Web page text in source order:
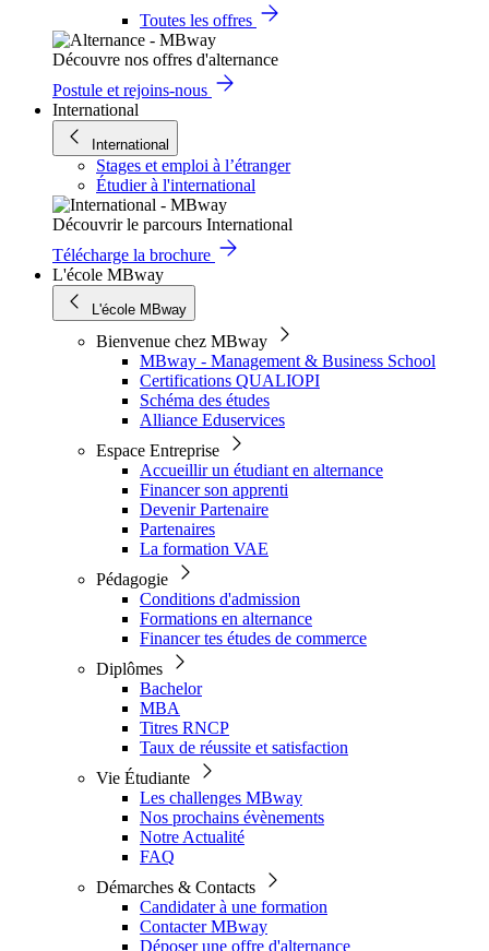
Toutes les offres
Découvre nos offres d'alternance
Postule et rejoins-nous
International
International
Stages et emploi à l’étranger
Étudier à l'international
Découvrir le parcours International
Télécharge la brochure
L'école MBway
L'école MBway
Bienvenue chez MBway
MBway - Management & Business School
Certifications QUALIOPI
Schéma des études
Alliance Eduservices
Espace Entreprise
Accueillir un étudiant en alternance
Financer son apprenti
Devenir Partenaire
Partenaires
La formation VAE
Pédagogie
Conditions d'admission
Formations en alternance
Financer tes études de commerce
Diplômes
Bachelor
MBA
Titres RNCP
Taux de réussite et satisfaction
Vie Étudiante
Les challenges MBway
Nos prochains évènements
Notre Actualité
FAQ
Démarches & Contacts
Candidater à une formation
Contacter MBway
Déposer une offre d'alternance